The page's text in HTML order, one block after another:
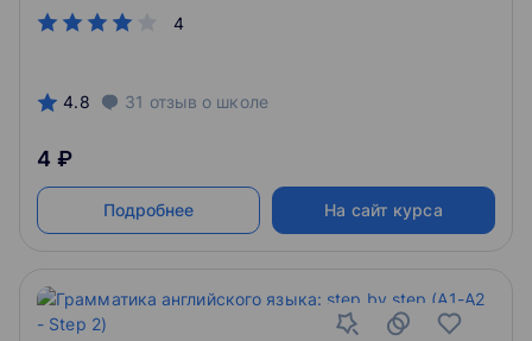
4
области профессионального английского языка.
Также данный курс подойдет переводчикам,
4.8 31 отзыв о школе
4 ₽
Подробнее На сайт курса